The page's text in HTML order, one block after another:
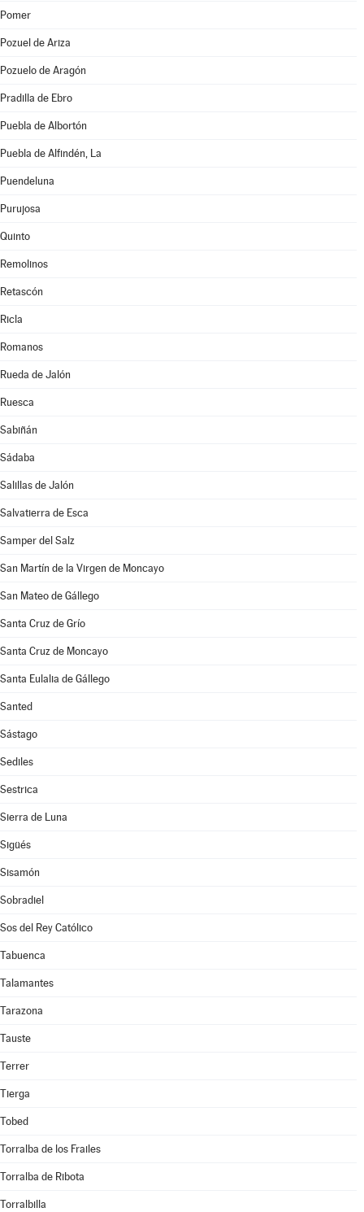
Pomer
Pozuel de Ariza
Pozuelo de Aragón
Pradilla de Ebro
Puebla de Albortón
Puebla de Alfindén, La
Puendeluna
Purujosa
Quinto
Remolinos
Retascón
Ricla
Romanos
Rueda de Jalón
Ruesca
Sabiñán
Sádaba
Salillas de Jalón
Salvatierra de Esca
Samper del Salz
San Martín de la Virgen de Moncayo
San Mateo de Gállego
Santa Cruz de Grío
Santa Cruz de Moncayo
Santa Eulalia de Gállego
Santed
Sástago
Sediles
Sestrica
Sierra de Luna
Sigüés
Sisamón
Sobradiel
Sos del Rey Católico
Tabuenca
Talamantes
Tarazona
Tauste
Terrer
Tierga
Tobed
Torralba de los Frailes
Torralba de Ribota
Torralbilla